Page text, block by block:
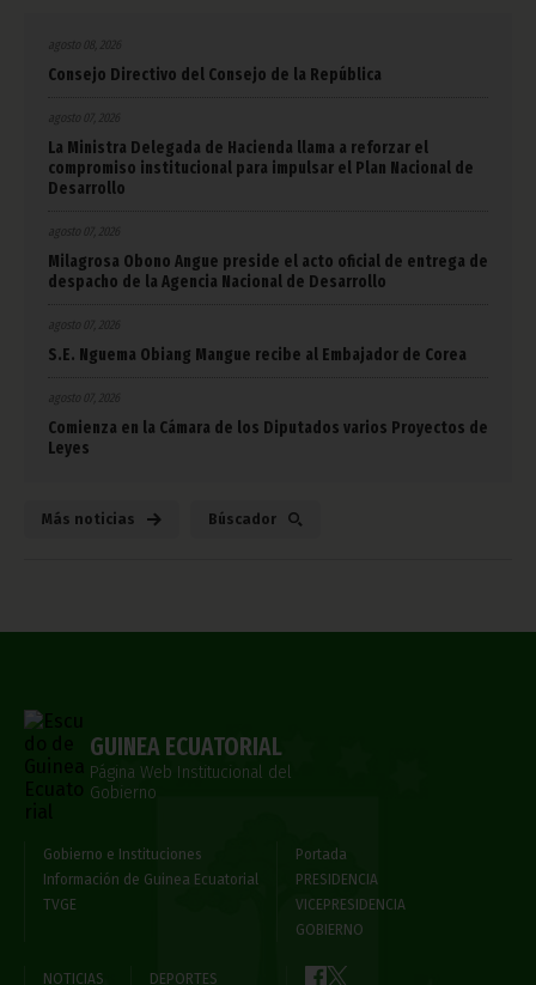
agosto 08, 2026
Consejo Directivo del Consejo de la República
agosto 07, 2026
La Ministra Delegada de Hacienda llama a reforzar el
compromiso institucional para impulsar el Plan Nacional de
Desarrollo
agosto 07, 2026
Milagrosa Obono Angue preside el acto oficial de entrega de
despacho de la Agencia Nacional de Desarrollo
agosto 07, 2026
S.E. Nguema Obiang Mangue recibe al Embajador de Corea
agosto 07, 2026
Comienza en la Cámara de los Diputados varios Proyectos de
Leyes
Más noticias Búscador
GUINEA ECUATORIAL
Página Web Institucional del
Gobierno
Gobierno e Instituciones
Información de Guinea Ecuatorial
TVGE
Portada
PRESIDENCIA
VICEPRESIDENCIA
GOBIERNO
NOTICIAS DEPORTES